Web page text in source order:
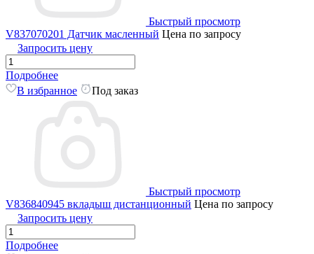
Быстрый просмотр
V837070201 Датчик масленный Цена по запросу
Запросить цену
Подробнее
В избранное
Под заказ
Быстрый просмотр
V836840945 вкладыш дистанционный Цена по запросу
Запросить цену
Подробнее